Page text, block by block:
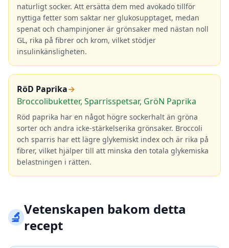
naturligt socker. Att ersätta dem med avokado tillför
nyttiga fetter som saktar ner glukosupptaget, medan
spenat och champinjoner är grönsaker med nästan noll
GL, rika på fibrer och krom, vilket stödjer
insulinkänsligheten.
RöD Paprika→
Broccolibuketter, Sparrisspetsar, GröN Paprika
Röd paprika har en något högre sockerhalt än gröna
sorter och andra icke-stärkelserika grönsaker. Broccoli
och sparris har ett lägre glykemiskt index och är rika på
fibrer, vilket hjälper till att minska den totala glykemiska
belastningen i rätten.
🔬Vetenskapen bakom detta
recept